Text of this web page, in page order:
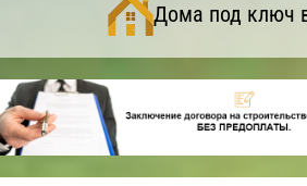
Дома под ключ